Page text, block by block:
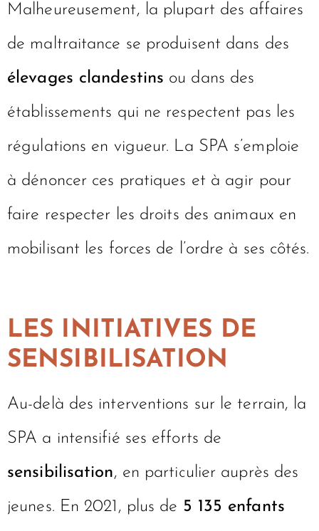
Malheureusement, la plupart des affaires
de maltraitance se produisent dans des
élevages clandestins ou dans des
établissements qui ne respectent pas les
régulations en vigueur. La SPA s’emploie
à dénoncer ces pratiques et à agir pour
faire respecter les droits des animaux en
mobilisant les forces de l’ordre à ses côtés.
LES INITIATIVES DE
SENSIBILISATION
Au-delà des interventions sur le terrain, la
SPA a intensifié ses efforts de
sensibilisation, en particulier auprès des
jeunes. En 2021, plus de 5 135 enfants